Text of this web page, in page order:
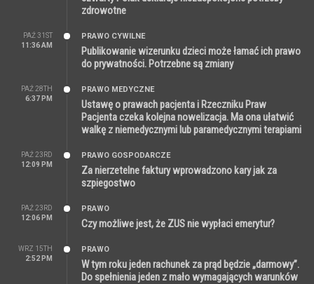
zdrowotne
PAŹ 31ST
11:36 AM
PRAWO CYWILNE
Publikowanie wizerunku dzieci może łamać ich prawo
do prywatności. Potrzebne są zmiany
PAŹ 28TH
6:37 PM
PRAWO MEDYCZNE
Ustawę o prawach pacjenta i Rzeczniku Praw
Pacjenta czeka kolejna nowelizacja. Ma ona ułatwić
walkę z niemedycznymi lub paramedycznymi terapiami
PAŹ 23RD
12:09 PM
PRAWO GOSPODARCZE
Za nierzetelne faktury wprowadzono kary jak za
szpiegostwo
PAŹ 23RD
12:06 PM
PRAWO
Czy możliwe jest, że ZUS nie wypłaci emerytur?
WRZ 15TH
2:52 PM
PRAWO
W tym roku jeden rachunek za prąd będzie „darmowy”.
Do spełnienia jeden z mało wymagających warunków